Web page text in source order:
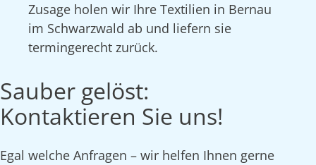
Zusage holen wir Ihre Textilien in Bernau
im Schwarzwald ab und liefern sie
termingerecht zurück.
Sauber gelöst:
Kontaktieren Sie uns!
Egal welche Anfragen – wir helfen Ihnen gerne